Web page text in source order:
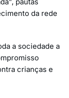
da rede
a sociedade a
crianças e